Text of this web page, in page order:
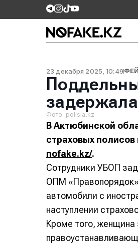
23 декабря 2025, 10:49
Фото: polisia.kz
В Актюбинской
страховых
nofake.kz/.
Сотрудники УБОП
ОПМ
автомобили с
наступлении
Кроме того,